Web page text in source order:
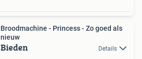
Broodmachine - Princess - Zo goed als
nieuw
Bieden Details